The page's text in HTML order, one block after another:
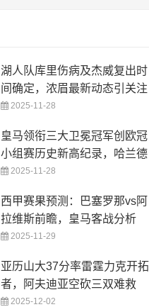
湖人队库里伤病及杰威复出时
间确定，浓眉最新动态引关注
2025-11-28
皇马领衔三大卫冕冠军创欧冠
小组赛历史新高纪录，哈兰德
2025-11-28
西甲赛果预测：巴塞罗那vs阿
拉维斯前瞻，皇马客战分析
2025-11-29
亚历山大37分率雷霆力克开拓
者，阿夫迪亚空砍三双难救
2025-12-02